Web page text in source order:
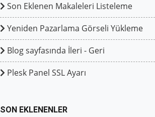
Son Eklenen Makaleleri Listeleme
Yeniden Pazarlama Görseli Yükleme
Blog sayfasında İleri - Geri
Plesk Panel SSL Ayarı
SON EKLENENLER